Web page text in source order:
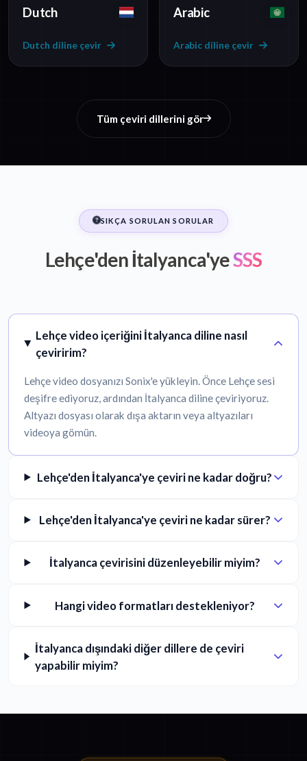
Dutch
Dutch diline çevir
Arabic
Arabic diline çevir
Tüm çeviri dillerini gör
SIKÇA SORULAN SORULAR
Lehçe'den İtalyanca'yeSSS
Lehçe video içeriğini İtalyanca diline nasıl
çeviririm?
Lehçe video dosyanızı Sonix'e yükleyin. Önce Lehçe sesi
deşifre ediyoruz, ardından İtalyanca diline çeviriyoruz.
Altyazı dosyası olarak dışa aktarın veya altyazıları
videoya gömün.
Lehçe'den İtalyanca'ye çeviri ne kadar doğru?
Lehçe'den İtalyanca'ye çeviri ne kadar sürer?
İtalyanca çevirisini düzenleyebilir miyim?
Hangi video formatları destekleniyor?
İtalyanca dışındaki diğer dillere de çeviri
yapabilir miyim?